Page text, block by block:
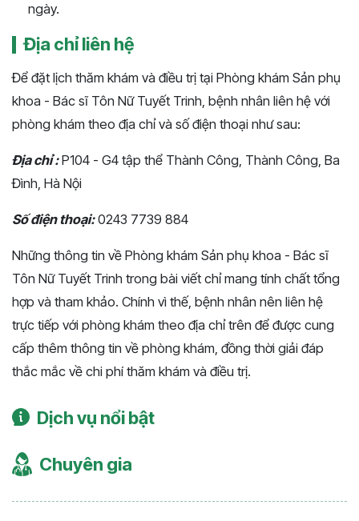
ngày.
Địa chỉ liên hệ
Để đặt lịch thăm khám và điều trị tại Phòng khám Sản phụ
khoa - Bác sĩ Tôn Nữ Tuyết Trinh, bệnh nhân liên hệ với
phòng khám theo địa chỉ và số điện thoại như sau:
Địa chỉ :P104 - G4 tập thể Thành Công, Thành Công, Ba
Đình, Hà Nội
Số điện thoại:0243 7739 884
Những thông tin về Phòng khám Sản phụ khoa - Bác sĩ
Tôn Nữ Tuyết Trinh trong bài viết chỉ mang tính chất tổng
hợp và tham khảo. Chính vì thế, bệnh nhân nên liên hệ
trực tiếp với phòng khám theo địa chỉ trên để được cung
cấp thêm thông tin về phòng khám, đồng thời giải đáp
thắc mắc về chi phí thăm khám và điều trị.
Dịch vụ nổi bật
Chuyên gia